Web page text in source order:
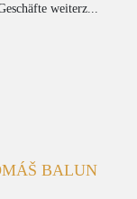
weiterz...
BALUN